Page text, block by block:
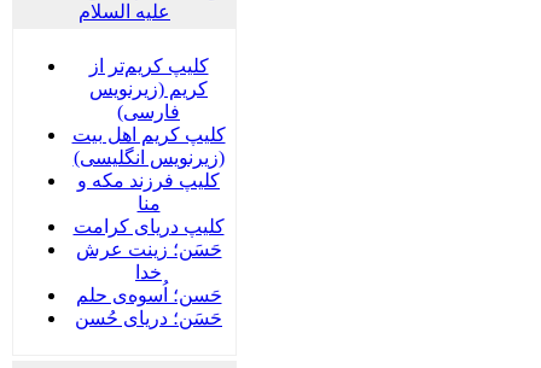
علیه السلام
کلیپ کریم‌تر از
کریم (زیرنویس
فارسی)
کلیپ کریم اهل بیت
(زیرنویس انگلیسی)
کلیپ فرزند مکه و
منا
کلیپ دریای کرامت
حَسَن؛ زینت عرش
خدا
حَسن؛ اُسوه‌ی حلم
حَسَن؛ دریای حُسن